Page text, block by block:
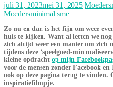
juli 31, 2023mei 31, 2025
Moedersminimalisme
Zo nu en dan is het fijn om weer
huis te kijken. Want al letten we nog
zich altijd weer een manier om zich
tijdens deze ‘speelgoed-
kleine opdracht op mijn
voor de mensen zonder Facebook
ook op deze pagina terug te vinden.
inspiratiefilmpje.